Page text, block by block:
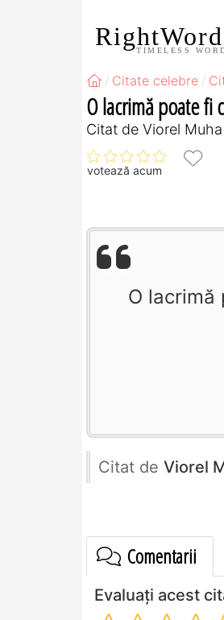
TIMELESS
Citate celebre
O lacrimă poate fi
Citat de Viorel
votează acum
O lacrimă
Citat de Viorel
Comentarii
Evaluați acest